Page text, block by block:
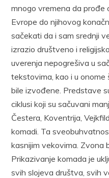
mnogo vremena da prođe
Evrope do njihovog
sačekati da i sam srednji
izrazio društveno i
uverenja nepogrešiva u
tekstovima, kao i u onome
bile izvođene. Predstave
ciklusi koji su sačuvani
Čestera, Koventrija,
komadi. Ta
kasnijim vekovima. Zvona
Prikazivanje komada je
svih slojeva društva, svih